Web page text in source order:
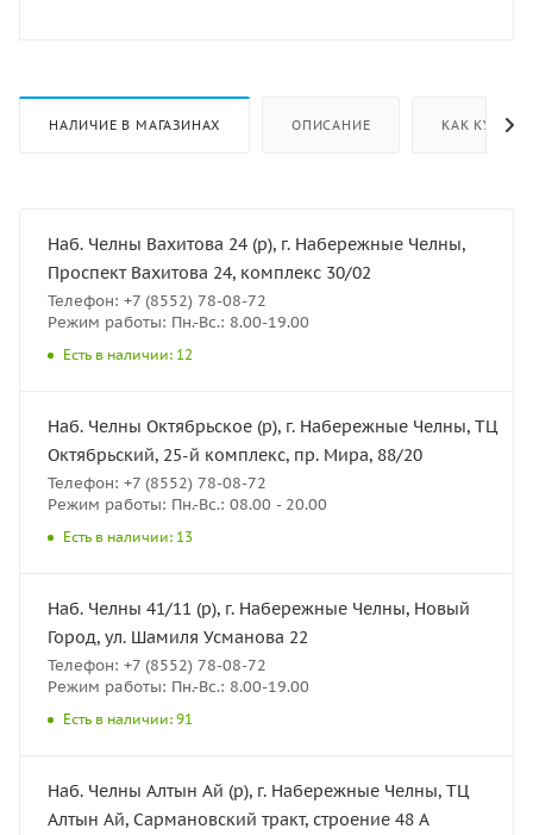
НАЛИЧИЕ В МАГАЗИНАХ ОПИСАНИЕ КАК КУПИТЬ
Наб. Челны Вахитова 24 (р), г. Набережные Челны,
Проспект Вахитова 24, комплекс 30/02
Телефон: +7 (8552) 78-08-72
Режим работы: Пн.-Вс.: 8.00-19.00
Есть в наличии: 12
Наб. Челны Октябрьское (р), г. Набережные Челны, ТЦ
Октябрьский, 25-й комплекс, пр. Мира, 88/20
Телефон: +7 (8552) 78-08-72
Режим работы: Пн.-Вс.: 08.00 - 20.00
Есть в наличии: 13
Наб. Челны 41/11 (р), г. Набережные Челны, Новый
Город, ул. Шамиля Усманова 22
Телефон: +7 (8552) 78-08-72
Режим работы: Пн.-Вс.: 8.00-19.00
Есть в наличии: 91
Наб. Челны Алтын Ай (р), г. Набережные Челны, ТЦ
Алтын Ай, Сармановский тракт, строение 48 А